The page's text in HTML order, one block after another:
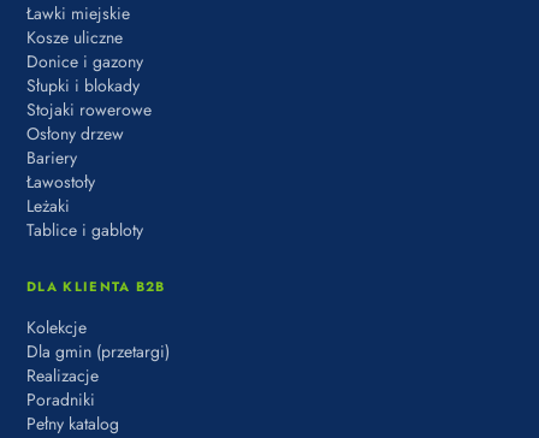
Ławki miejskie
Kosze uliczne
Donice i gazony
Słupki i blokady
Stojaki rowerowe
Osłony drzew
Bariery
Ławostoły
Leżaki
Tablice i gabloty
DLA KLIENTA B2B
Kolekcje
Dla gmin (przetargi)
Realizacje
Poradniki
Pełny katalog